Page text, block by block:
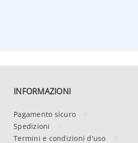
INFORMAZIONI
Pagamento sicuro
Spedizioni
Termini e condizioni d'uso